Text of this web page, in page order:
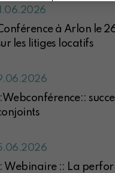
11.06.2026
à Arlon le
les litiges locatifs
Webinaire :: La